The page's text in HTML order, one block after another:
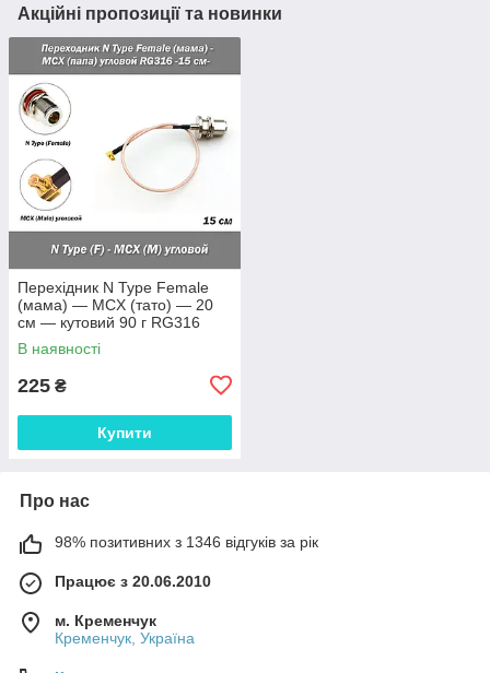
Акційні пропозиції та новинки
Перехідник N Type Female
(мама) — MCX (тато) — 20
см — кутовий 90 г RG316
пігтейл подовжувач RF
В наявності
225 ₴
Купити
Про нас
98% позитивних з 1346 відгуків за рік
Працює з 20.06.2010
м. Кременчук
Кременчук, Україна